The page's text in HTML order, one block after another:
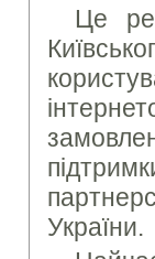
Це
України.